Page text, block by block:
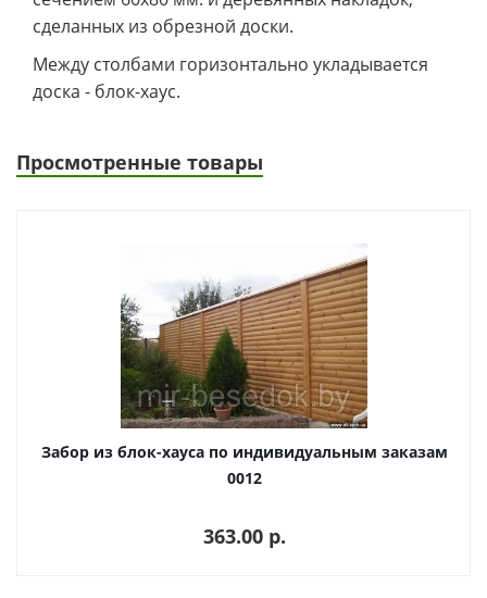
сделанных из обрезной доски.
Между столбами горизонтально укладывается
доска - блок-хаус.
Просмотренные товары
Забор из блок-хауса по индивидуальным заказам
0012
363.00 p.